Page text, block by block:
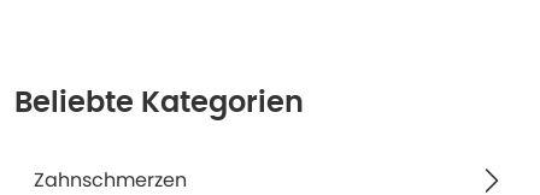
Beliebte Kategorien
Zahnschmerzen